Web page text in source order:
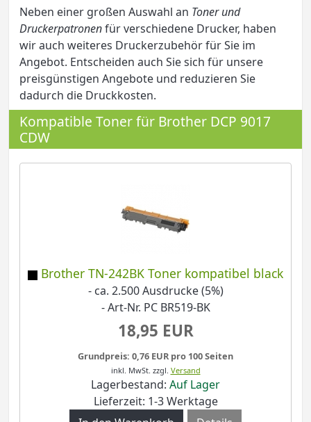
Neben einer großen Auswahl an Toner und
Druckerpatronenfür verschiedene Drucker, haben
wir auch weiteres Druckerzubehör für Sie im
Angebot. Entscheiden auch Sie sich für unsere
preisgünstigen Angebote und reduzieren Sie
dadurch die Druckkosten.
Kompatible Toner für Brother DCP 9017
CDW
Brother TN-242BK Toner kompatibel black
- ca. 2.500 Ausdrucke (5%)
- Art-Nr. PC BR519-BK
18,95 EUR
Grundpreis: 0,76 EUR pro 100 Seiten
inkl. MwSt. zzgl. Versand
Lagerbestand: Auf Lager
Lieferzeit: 1-3 Werktage